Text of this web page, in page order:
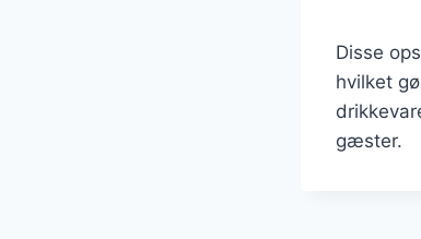
Disse
hvilket
gæster.